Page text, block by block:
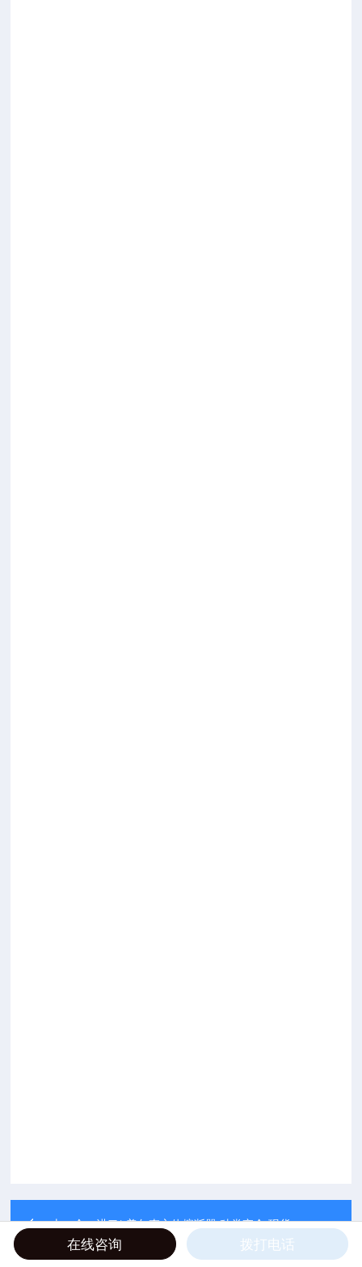
上一个：进口* 美尔森方体熔断器 种类齐全 现货
在线咨询 拨打电话